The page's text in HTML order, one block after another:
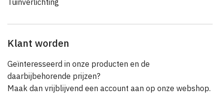
Klant worden
Geïnteresseerd in onze producten en de
daarbijbehorende prijzen?
Maak dan vrijblijvend een account aan op onze webshop.